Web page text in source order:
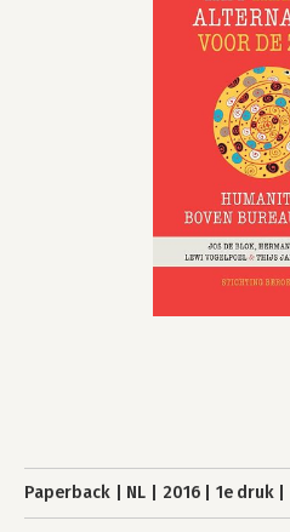
Paperback NL 2016 1e druk